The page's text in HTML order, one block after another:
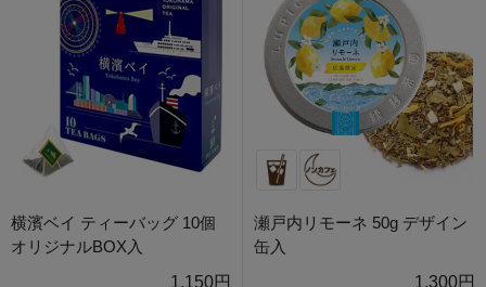
横濱ベイ ティーバッグ 10個
オリジナルBOX入
1,150円
瀬戸内リモーネ 50g デザイン
缶入
1,300円